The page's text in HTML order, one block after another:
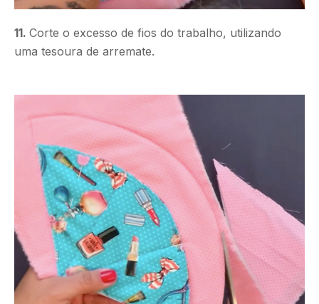
11. Corte o excesso de fios do trabalho, utilizando
uma tesoura de arremate.